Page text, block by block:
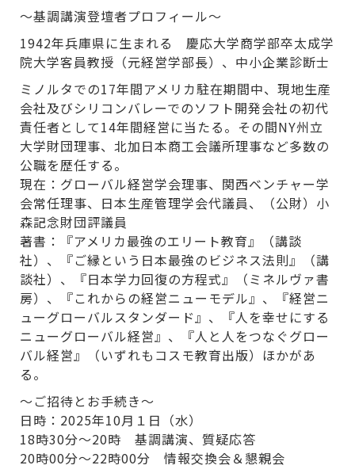
～基調講演登壇者プロフィール～
1942年兵庫県に生まれる 慶応大学商学部卒太成学
院大学客員教授（元経営学部長）、中小企業診断士
ミノルタでの17年間アメリカ駐在期間中、現地生産
会社及びシリコンバレーでのソフト開発会社の初代
責任者として14年間経営に当たる。その間NY州立
大学財団理事、北加日本商工会議所理事など多数の
公職を歴任する。
現在：グローバル経営学会理事、関西ベンチャー学
会常任理事、日本生産管理学会代議員、（公財）小
森記念財団評議員
著書：『アメリカ最強のエリート教育』（講談
社）、『ご縁という日本最強のビジネス法則』（講
談社）、『日本学力回復の方程式』（ミネルヴァ書
房）、『これからの経営ニューモデル』、『経営ニ
ューグローバルスタンダード』、『人を幸せにする
ニューグローバル経営』、『人と人をつなぐグロー
バル経営』（いずれもコスモ教育出版）ほかがあ
る。
～ご招待とお手続き～
日時：2025年10月１日（水）
18時30分～20時 基調講演、質疑応答
20時00分～22時00分 情報交換会＆懇親会